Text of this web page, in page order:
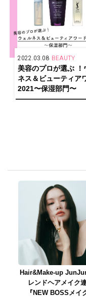
2022.03.08 BEAUTY
美容のプロが選ぶ ！
ネス＆ビューティア
2021〜保湿部門〜
Hair&Make-up
レンドヘアメイク
『NEW BOSSメイ